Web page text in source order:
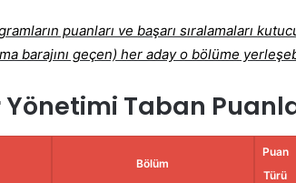
puanları ve başarı sıralamaları
barajını geçen) her aday o bölüme
Taban
Bölüm
Puan
Türü